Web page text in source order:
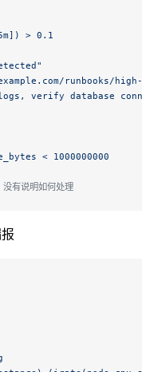
> 0.1
runbooks/
verify database
< 1000000000
有说明如何处理